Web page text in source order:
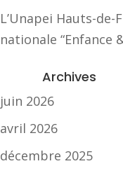
L’Unapei Hauts-
nationale “Enfance
Archives
juin 2026
avril 2026
décembre 2025